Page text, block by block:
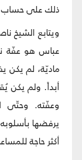
ذلك على حساب
ويتابع الشيخ
عباس هو عفّة
ماديّة، لم يكن
أبداً. ولم يكن
وعفّته. وحتّى
يرفضها
أكثر حاجة